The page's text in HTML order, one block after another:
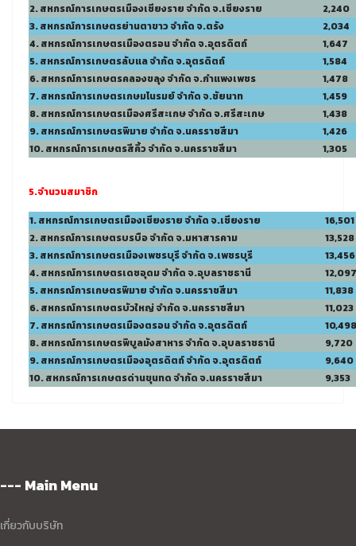
2. สหกรณ์การเกษตรเมืองเชียงราย จำกัด จ.เชียงราย
2,240
3. สหกรณ์การเกษตรย่านตาขาว จำกัด จ.ตรัง
2,034
4. สหกรณ์การเกษตรเมืองตรอน จำกัด จ.อุตรดิตถ์
1,647
5. สหกรณ์การเกษตรลับแล จำกัด จ.อุตรดิตถ์
1,584
6. สหกรณ์การเกษตรคลองขลุง จำกัด จ.กำแพงเพชร
1,478
7. สหกรณ์การเกษตรเกษมโนรมย์ จำกัด จ.ชัยนาท
1,459
8. สหกรณ์การเกษตรเมืองศรีสะเกษ จำกัด จ.ศรีสะเกษ
1,438
9. สหกรณ์การเกษตรพิมาย จำกัด จ.นครราชสีมา
1,426
10. สหกรณ์การเกษตรสีคิ้ว จำกัด จ.นครราชสีมา
1,305
5.จำนวนสมาชิก
1. สหกรณ์การเกษตรเมืองเชียงราย จำกัด จ.เชียงราย
16,501
2. สหกรณ์การเกษตรบรบือ จำกัด จ.มหาสารคาม
13,528
3. สหกรณ์การเกษตรเมืองเพชรบุรี จำกัด จ.เพชรบุรี
13,456
4. สหกรณ์การเกษตรเดชอุดม จำกัด จ.อุบลราชธานี
12,097
5. สหกรณ์การเกษตรพิมาย จำกัด จ.นครราชสีมา
11,838
6. สหกรณ์การเกษตรบัวใหญ่ จำกัด จ.นครราชสีมา
11,023
7. สหกรณ์การเกษตรเมืองตรอน จำกัด จ.อุตรดิตถ์
10,498
8. สหกรณ์การเกษตรพิบูลมังสาหาร จำกัด จ.อุบลราชธานี
9,720
9. สหกรณ์การเกษตรเมืองอุตรดิตถ์ จำกัด จ.อุตรดิตถ์
9,640
10. สหกรณ์การเกษตรด่านขุนทด จำกัด จ.นครราชสีมา
9,353
--- Main Menu
เกี่ยวกับบริษัท